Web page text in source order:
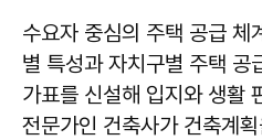
수요자 중심의 주택 공급 체
별 특성과 자치구별 주택 공
가표를 신설해 입지와 생활
전문가인 건축사가 건축계